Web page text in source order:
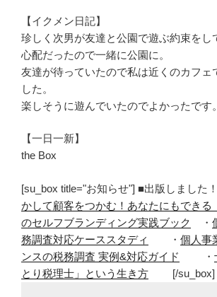
【イクメン日記】
珍しく次男が友達と公園で遊ぶ約束をし
心配だったので一緒に公園に。
友達が待っていたので私は近くのカフェ
した。
楽しそうに遊んでいたのでよかったです。
【一日一新】
the Box
[su_box title="お知らせ"] ■出版しました
かして顧客をつかむ！あなたにもでき
のセルフブランディング実践ブック
・
務調査対応ケーススタディ
・ 個人事
ンスの税務調査 実例&対応ガイド
・
とり税理士」という生き方 [/